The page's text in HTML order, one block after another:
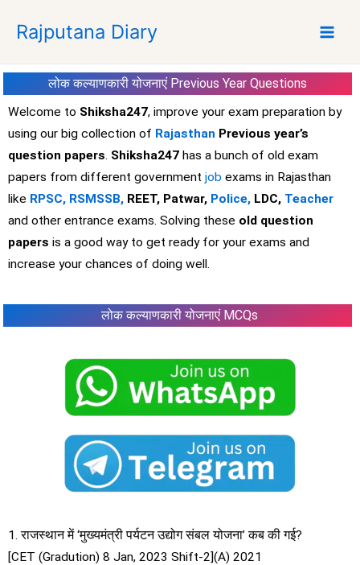
p
Rajputana Diary
लोक कल्याणकारी योजनाएं Previous Year Questions
Welcome to Shiksha247, improve your exam preparation by
using our big collection of Rajasthan Previous year’s
question papers. Shiksha247 has a bunch of old exam
papers from different government job exams in Rajasthan
like RPSC, RSMSSB, REET, Patwar, Police, LDC, Teacher
and other entrance exams. Solving these old question
papers is a good way to get ready for your exams and
increase your chances of doing well.
लोक कल्याणकारी योजनाएं MCQs
1. राजस्थान में ‘मुख्यमंत्री पर्यटन उद्योग संबल योजना’ कब की गई?
[CET (Gradution) 8 Jan, 2023 Shift-2](A) 2021